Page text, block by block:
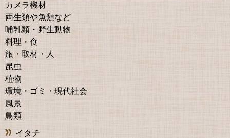
カメラ機材
両生類や魚類など
哺乳類・野生動物
料理・食
旅・取材・人
昆虫
植物
環境・ゴミ・現代社会
風景
鳥類
イタチ